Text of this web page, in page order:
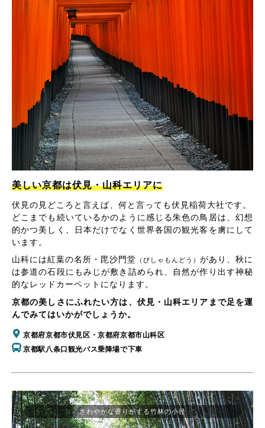
美しい京都は伏見・山科エリアに
伏見の見どころと言えば、何と言っても伏見稲荷大社です。
どこまでも続いているかのように感じる朱色の鳥居は、幻想
的かつ美しく、日本だけでなく世界各国の観光客を虜にして
います。
山科には紅葉の名所・毘沙門堂 （びしゃもんどう） があり、秋に
は参道の石段にもみじが敷き詰められ、自然が作り出す神秘
的なレッドカーペットになります。
京都の美しさにふれたい方は、伏見・山科エリアまで足を運
んでみてはいかがでしょうか。
京都府京都市伏見区・京都府京都市山科区
京都駅八条口観光バス乗降場で下車
さわやかな香りがする竹林の小径